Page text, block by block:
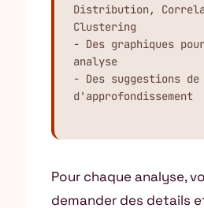
Distribution,
Clustering
- Des graphiques
analyse
- Des suggestions
d'approfondissement
Pour chaque analyse,
demander des details